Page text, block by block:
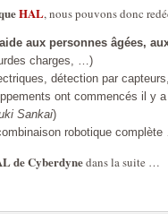
HAL, nous pouvons donc
aide aux personnes âgées,
charges, …)
détection par
ont commencés il y
Sankai)
robotique
de Cyberdynedans la suite …